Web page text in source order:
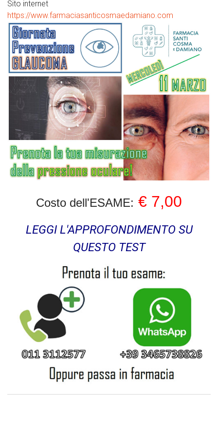
Sito internet
https://www.farmaciasanticosmaedamiano.com
Costo dell'ESAME: € 7,00
LEGGI L'APPROFONDIMENTO SU
QUESTO TEST